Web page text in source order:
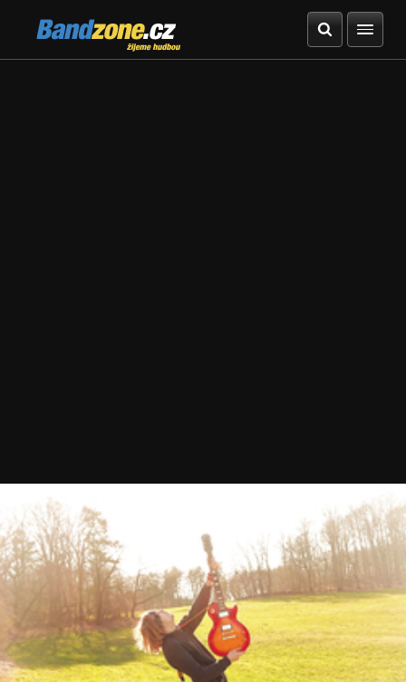
Bandzone.cz
žijeme hudbou